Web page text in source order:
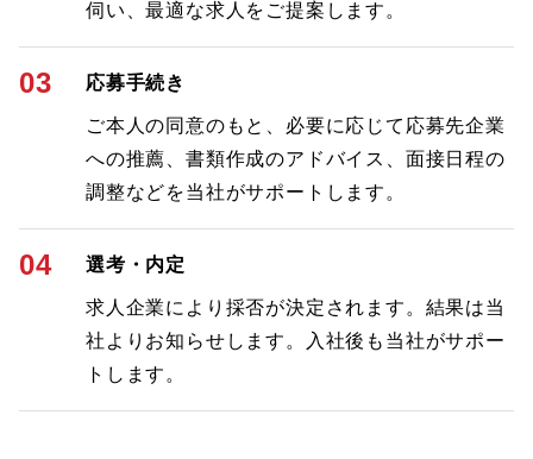
伺い、最適な求人をご提案します。
03 応募手続き
ご本人の同意のもと、必要に応じて応募先企業
への推薦、書類作成のアドバイス、面接日程の
調整などを当社がサポートします。
04 選考・内定
求人企業により採否が決定されます。結果は当
社よりお知らせします。入社後も当社がサポー
トします。